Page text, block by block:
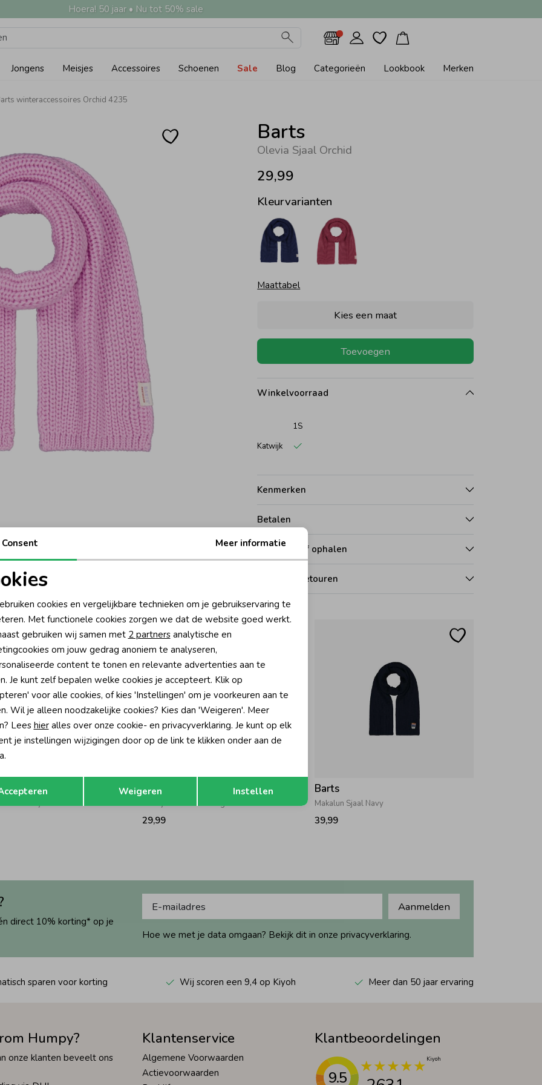
Hoera! 50 jaar • Nu tot 50% sale
Jongens Meisjes Accessoires Schoenen Sale Blog Categorieën Lookbook Merken
winteraccessoires Orchid 4235
Barts
Olevia Sjaal Orchid
29,99
Kleurvarianten
Maattabel
Kies een maat
Toevoegen
Winkelvoorraad
1S
Katwijk
Kenmerken
Betalen
Bezorgen of ophalen
Ruilen en retouren
Navy
Barts
Teddy Oorwarmers Light Brown
29,99
Barts
Makalun Sjaal Navy
39,99
direct 10% korting* op je
Aanmelden
Hoe we met je data omgaan? Bekijk dit in onze privacyverklaring.
sparen voor korting Wij scoren een 9,4 op Kiyoh Meer dan 50 jaar ervaring
Humpy?
onze klanten beveelt ons
Klantenservice
Algemene Voorwaarden
Actievoorwaarden
Klantbeoordelingen
9.5
cookies
cookies Marketing cookies
Opslaan
Consent Meer informatie
cookies en vergelijkbare technieken om je gebruikservaring te
Met functionele cookies zorgen we dat de website goed werkt.
gebruiken wij samen met 2 partnersanalytische en
om jouw gedrag anoniem te analyseren,
content te tonen en relevante advertenties aan te
Je kunt zelf bepalen welke cookies je accepteert. Klik op
voor alle cookies, of kies 'Instellingen' om je voorkeuren aan te
Wil je alleen noodzakelijke cookies? Kies dan 'Weigeren'. Meer
Lees hieralles over onze cookie- en privacyverklaring. Je kunt op elk
je instellingen wijzigingen door op de link te klikken onder aan de
Weigeren Instellen